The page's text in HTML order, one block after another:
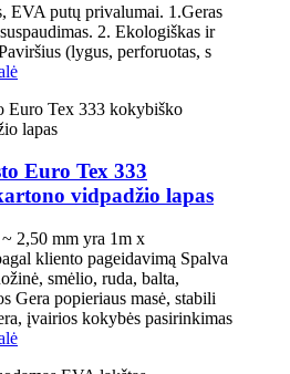
EVA putų privalumai. 1.Geras
2. Ekologiškas ir
(lygus, perforuotas, s
Euro Tex 333
vidpadžio lapas
2,50 mm yra 1m x
kliento pageidavimą Spalva
smėlio, ruda, balta,
Gera popieriaus masė, stabili
įvairios kokybės pasirinkimas